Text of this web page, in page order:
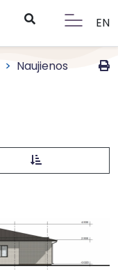
EN
Naujienos